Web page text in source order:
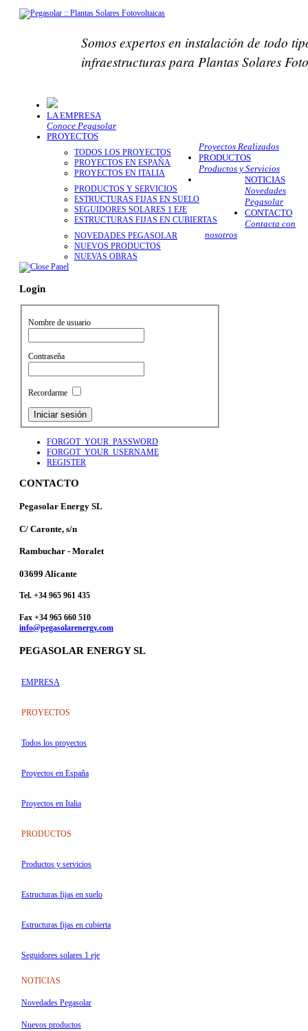
Somos expertos en instalación de todo
infraestructuras para Plantas Solares
LA EMPRESA
Conoce Pegasolar
PROYECTOS
Proyectos Realizados
TODOS LOS PROYECTOS
PROYECTOS EN ESPAÑA
PROYECTOS EN ITALIA
PRODUCTOS
Productos y Servicios
PRODUCTOS Y SERVICIOS
ESTRUCTURAS FIJAS EN SUELO
SEGUIDORES SOLARES 1 EJE
ESTRUCTURAS FIJAS EN CUBIERTAS
NOTICIAS
Novedades
Pegasolar
NOVEDADES PEGASOLAR
NUEVOS PRODUCTOS
NUEVAS OBRAS
CONTACTO
Contacta con
nosotros
Login
Nombre de usuario
Contraseña
Recordarme
FORGOT_YOUR_PASSWORD
FORGOT_YOUR_USERNAME
REGISTER
CONTACTO
Pegasolar Energy SL
C/ Caronte, s/n
Rambuchar - Moralet
03699 Alicante
Tel. +34 965 961 435
Fax +34 965 660 510
info@pegasolarenergy.com
PEGASOLAR ENERGY SL
EMPRESA
PROYECTOS
Todos los proyectos
Proyectos en España
Proyectos en Italia
PRODUCTOS
Productos y servicios
Estructuras fijas en suelo
Estructuras fijas en cubierta
Seguidores solares 1 eje
NOTICIAS
Novedades Pegasolar
Nuevos productos